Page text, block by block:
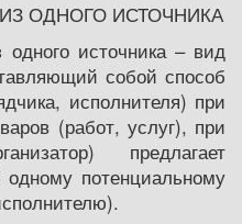
ОДНОГО ИСТОЧНИКА
источника – вид
собой способ
исполнителя) при
(работ, услуг), при
предлагает
одному потенциальному